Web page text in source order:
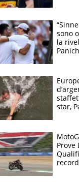
sono
la
agli
star,
Padre
Prove